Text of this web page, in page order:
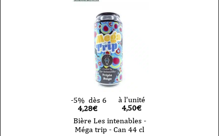
-5% dès 6
4,28€
à l'unité
4,50€
Bière Les intenables -
Méga trip - Can 44 cl